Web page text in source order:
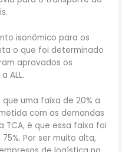
isonômico para os
o que foi determinado
aprovados os
ALL.
uma faixa de 20% a
com as demandas
TCA, é que essa faixa foi
Por ser muito alta,